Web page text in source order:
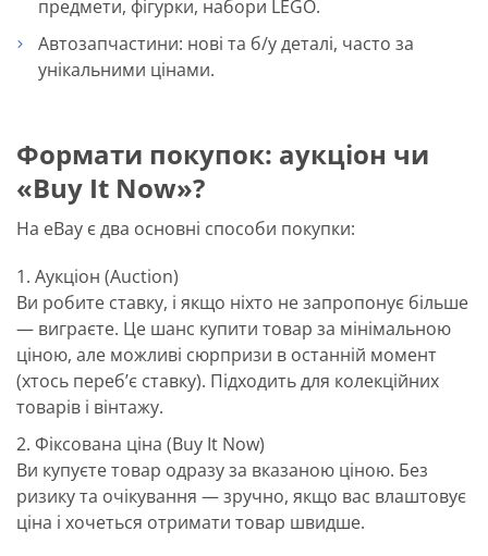
предмети, фігурки, набори LEGO.
Автозапчастини: нові та б/у деталі, часто за
унікальними цінами.
Формати покупок: аукціон чи
«Buy It Now»?
На eBay є два основні способи покупки:
Аукціон (Auction)
Ви робите ставку, і якщо ніхто не запропонує більше
— виграєте. Це шанс купити товар за мінімальною
ціною, але можливі сюрпризи в останній момент
(хтось переб’є ставку). Підходить для колекційних
товарів і вінтажу.
Фіксована ціна (Buy It Now)
Ви купуєте товар одразу за вказаною ціною. Без
ризику та очікування — зручно, якщо вас влаштовує
ціна і хочеться отримати товар швидше.